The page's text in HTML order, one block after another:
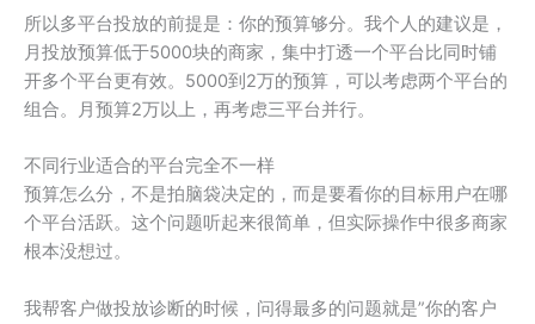
所以多平台投放的前提是：你的预算够分。我个人的建议是，
月投放预算低于5000块的商家，集中打透一个平台比同时铺
开多个平台更有效。5000到2万的预算，可以考虑两个平台的
组合。月预算2万以上，再考虑三平台并行。
不同行业适合的平台完全不一样
预算怎么分，不是拍脑袋决定的，而是要看你的目标用户在哪
个平台活跃。这个问题听起来很简单，但实际操作中很多商家
根本没想过。
我帮客户做投放诊断的时候，问得最多的问题就是”你的客户